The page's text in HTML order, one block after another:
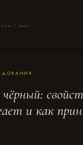
1 мин
и как